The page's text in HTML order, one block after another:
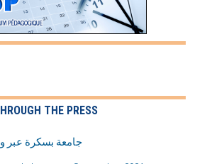
THE PRESS
جامعة بسكرة عبر